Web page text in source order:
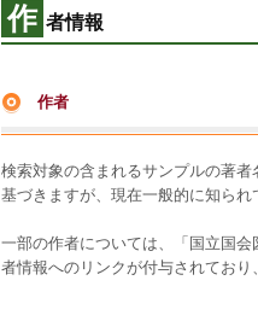
作 者情報
作者
検索対象の含まれるサンプルの著
基づきますが、現在一般的に知ら
一部の作者については、「国立国
者情報へのリンクが付与されてお